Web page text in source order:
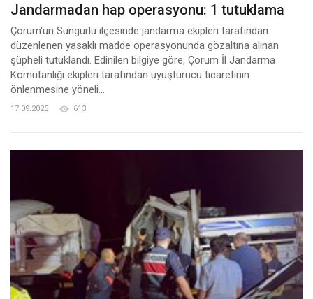
Jandarmadan hap operasyonu: 1 tutuklama
Çorum'un Sungurlu ilçesinde jandarma ekipleri tarafından
düzenlenen yasaklı madde operasyonunda gözaltına alınan
şüpheli tutuklandı. Edinilen bilgiye göre, Çorum İl Jandarma
Komutanlığı ekipleri tarafından uyuşturucu ticaretinin
önlenmesine yöneli...
17.09.2025 613